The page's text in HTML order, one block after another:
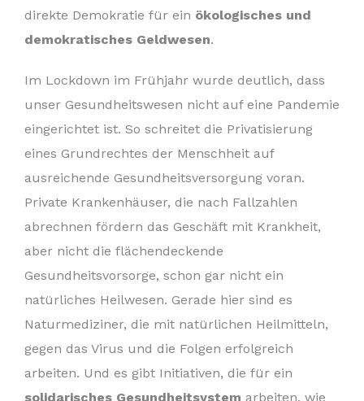
direkte Demokratie für ein ökologisches und
demokratisches Geldwesen.
Im Lockdown im Frühjahr wurde deutlich, dass
unser Gesundheitswesen nicht auf eine Pandemie
eingerichtet ist. So schreitet die Privatisierung
eines Grundrechtes der Menschheit auf
ausreichende Gesundheitsversorgung voran.
Private Krankenhäuser, die nach Fallzahlen
abrechnen fördern das Geschäft mit Krankheit,
aber nicht die flächendeckende
Gesundheitsvorsorge, schon gar nicht ein
natürliches Heilwesen. Gerade hier sind es
Naturmediziner, die mit natürlichen Heilmitteln,
gegen das Virus und die Folgen erfolgreich
arbeiten. Und es gibt Initiativen, die für ein
solidarisches Gesundheitsystem arbeiten, wie